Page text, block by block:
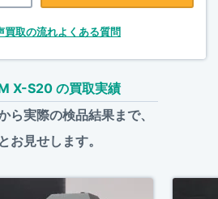
買取の流れよくある質問
X-S20 の買取実績
ら実際の検品結果まで、
お見せします。